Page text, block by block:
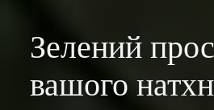
Зелений
вашого